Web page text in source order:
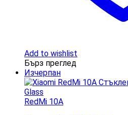
Add to wishlist
Бърз преглед
Изчерпан
RedMi 10A